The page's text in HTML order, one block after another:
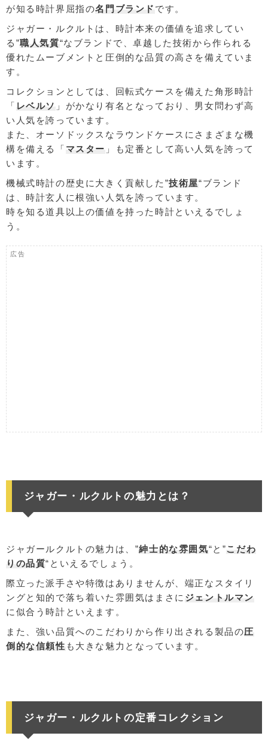
が知る時計界屈指の名門ブランド です。
ジャガー・ルクルトは、時計本来の価値を追求してい
る”職人気質“なブランドで、卓越した技術から作られる
優れたムーブメントと圧倒的な品質の高さを備えていま
す。
コレクションとしては、回転式ケースを備えた角形時計
「 レベルソ 」がかなり有名となっており、男女問わず高
い人気を誇っています。
また、オーソドックスなラウンドケースにさまざまな機
構を備える「 マスター 」も定番として高い人気を誇って
います。
機械式時計の歴史に大きく貢献した”技術屋“ブランド
は、時計玄人に根強い人気を誇っています。
時を知る道具以上の価値を持った時計といえるでしょ
う。
広告
ジャガー・ルクルトの魅力とは？
ジャガールクルトの魅力は、”紳士的な雰囲気“と”こだわ
りの品質“といえるでしょう。
際立った派手さや特徴はありませんが、端正なスタイリ
ングと知的で落ち着いた雰囲気はまさに ジェントルマン
に似合う時計といえます。
また、強い品質へのこだわりから作り出される製品の圧
倒的な信頼性 も大きな魅力となっています。
ジャガー・ルクルトの定番コレクション